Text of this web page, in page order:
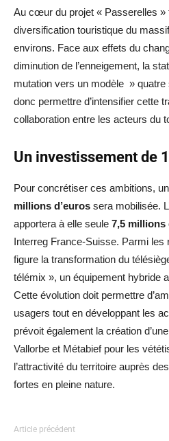
Au cœur du projet « Passerelles »
diversification touristique du
environs. Face aux effets du
diminution de l’enneigement, la
mutation vers un modèle » quatre
donc permettre d’intensifier cette
collaboration entre les acteurs du
Un investissement de
Pour concrétiser ces ambitions,
millions d’euros sera mobilisée.
apportera à elle seule 7,5 millions
Interreg France-Suisse. Parmi les
figure la transformation du
télémix », un équipement hybride
Cette évolution doit permettre
usagers tout en développant les
prévoit également la création
Vallorbe et Métabief pour les
l’attractivité du territoire auprès
fortes en pleine nature.
Article précédent